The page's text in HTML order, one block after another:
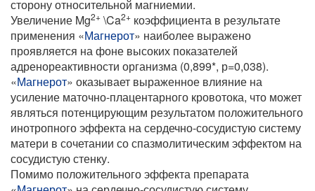
сторону относительной магниемии.
Увеличение Mg2+ \Ca2+ коэффициента в результате
применения «Магнерот» наиболее выражено
проявляется на фоне высоких показателей
адренореактивности организма (0,899*, р=0,038).
«Магнерот» оказывает выраженное влияние на
усиление маточно-плацентарного кровотока, что может
являться потенцирующим результатом положительного
инотропного эффекта на сердечно-сосудистую систему
матери в сочетании со спазмолитическим эффектом на
сосудистую стенку.
Помимо положительного эффекта препарата